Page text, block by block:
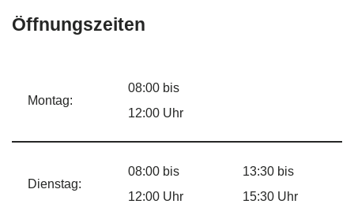
Öffnungszeiten
Montag:
08:00 bis
12:00 Uhr
Dienstag:
08:00 bis
12:00 Uhr
13:30 bis
15:30 Uhr